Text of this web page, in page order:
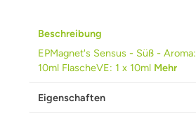
Beschreibung
EPMagnet's Sensus - Süß -
10ml FlascheVE: 1 x 10ml Mehr
Eigenschaften